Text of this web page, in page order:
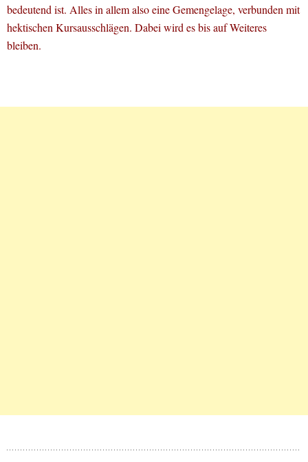
bedeutend ist. Alles in allem also eine Gemengelage, verbunden mit
hektischen Kursausschlägen. Dabei wird es bis auf Weiteres
bleiben.